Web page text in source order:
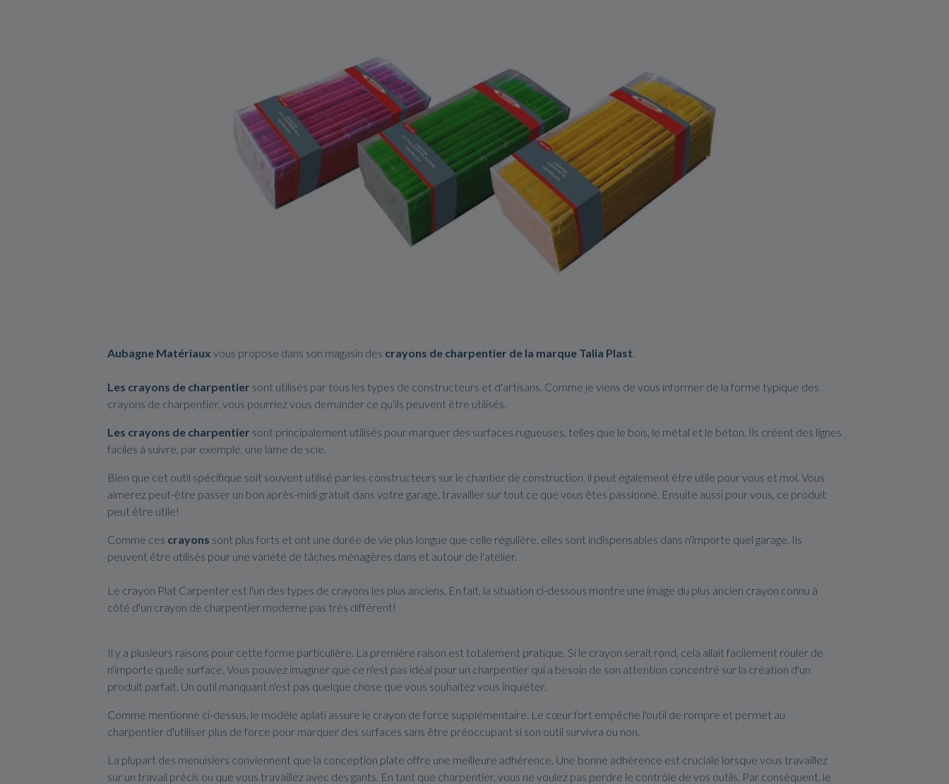
Aubagne Matériaux vous propose dans son magasin des crayons de charpentier de la marque Talia Plast.
Les crayons de charpentier sont utilisés par tous les types de constructeurs et d'artisans. Comme je viens de vous informer de la forme typique des
crayons de charpentier, vous pourriez vous demander ce qu'ils peuvent être utilisés.
Les crayons de charpentier sont principalement utilisés pour marquer des surfaces rugueuses, telles que le bois, le métal et le béton. Ils créent des lignes
faciles à suivre, par exemple, une lame de scie.
Bien que cet outil spécifique soit souvent utilisé par les constructeurs sur le chantier de construction, il peut également être utile pour vous et moi. Vous
aimerez peut-être passer un bon après-midi gratuit dans votre garage, travailler sur tout ce que vous êtes passionné. Ensuite aussi pour vous, ce produit
peut être utile!
Comme ces crayons sont plus forts et ont une durée de vie plus longue que celle régulière, elles sont indispensables dans n'importe quel garage. Ils
peuvent être utilisés pour une variété de tâches ménagères dans et autour de l'atelier.
Le crayon Plat Carpenter est l'un des types de crayons les plus anciens. En fait, la situation ci-dessous montre une image du plus ancien crayon connu à
côté d'un crayon de charpentier moderne pas très différent!
Il y a plusieurs raisons pour cette forme particulière. La première raison est totalement pratique. Si le crayon serait rond, cela allait facilement rouler de
n'importe quelle surface. Vous pouvez imaginer que ce n'est pas idéal pour un charpentier qui a besoin de son attention concentré sur la création d'un
produit parfait. Un outil manquant n'est pas quelque chose que vous souhaitez vous inquiéter.
Comme mentionné ci-dessus, le modèle aplati assure le crayon de force supplémentaire. Le cœur fort empêche l'outil de rompre et permet au
charpentier d'utiliser plus de force pour marquer des surfaces sans être préoccupant si son outil survivra ou non.
La plupart des menuisiers conviennent que la conception plate offre une meilleure adhérence. Une bonne adhérence est cruciale lorsque vous travaillez
sur un travail précis ou que vous travaillez avec des gants. En tant que charpentier, vous ne voulez pas perdre le contrôle de vos outils. Par conséquent, le